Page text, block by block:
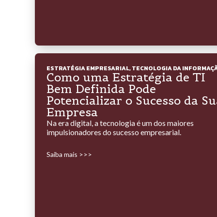
ESTRATÉGIA EMPRESARIAL,TECNOLOGIA DA
Como uma Estratégia de TI
Bem Definida Pode
Potencializar o Sucesso da
Empresa
Na era digital, a tecnologia é um dos maiores
impulsionadores do sucesso empresarial.
Saiba mais >>>